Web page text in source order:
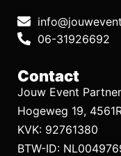
06-31926692
Contact
Jouw Event
Hogeweg 19,
KVK: 92761380
BTW-ID: